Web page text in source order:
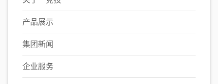
产品展示
集团新闻
企业服务